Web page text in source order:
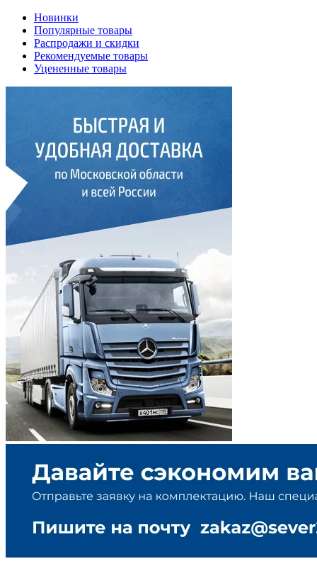
Новинки
Популярные товары
Распродажи и скидки
Рекомендуемые товары
Уцененные товары